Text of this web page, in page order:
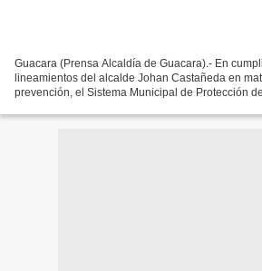
Guacara (Prensa Alcaldía de Guacara).- En
lineamientos del alcalde Johan Castañeda en
prevención, el Sistema Municipal de Protección